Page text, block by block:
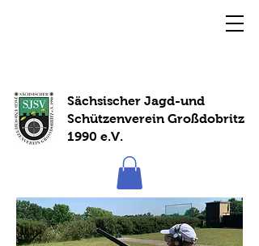
Sächsischer Jagd-und
Schützenverein Großdobritz
1990 e.V.